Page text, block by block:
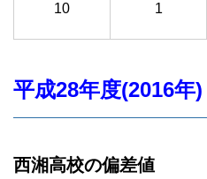
10 1
平成28年度(2016年)
西湘高校の偏差値